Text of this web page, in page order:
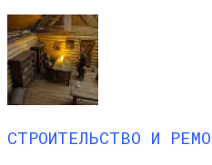
СТРОИТЕЛЬСТВО И